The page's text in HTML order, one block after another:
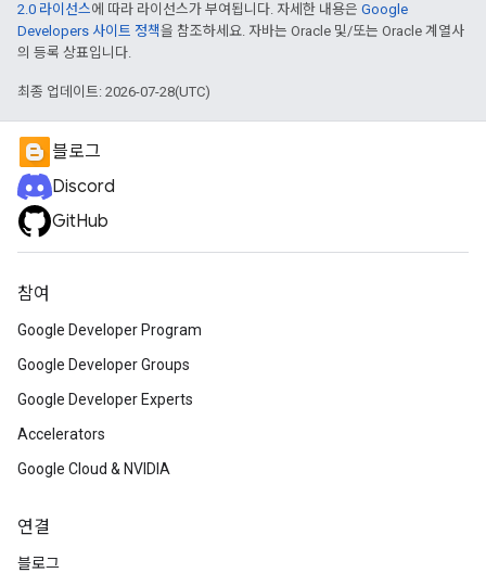
2.0 라이선스에 따라 라이선스가 부여됩니다. 자세한 내용은 Google
Developers 사이트 정책을 참조하세요. 자바는 Oracle 및/또는 Oracle 계열사
의 등록 상표입니다.
최종 업데이트: 2026-07-28(UTC)
블로그
Discord
GitHub
참여
Google Developer Program
Google Developer Groups
Google Developer Experts
Accelerators
Google Cloud & NVIDIA
연결
블로그